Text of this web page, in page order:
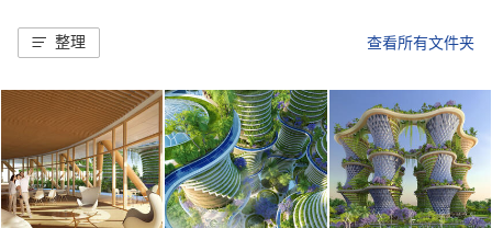
整理 查看所有文件夹